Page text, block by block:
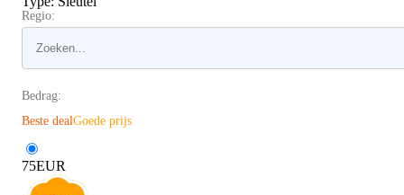
Regio:
Bedrag:
Beste dealGoede prijs
75EUR